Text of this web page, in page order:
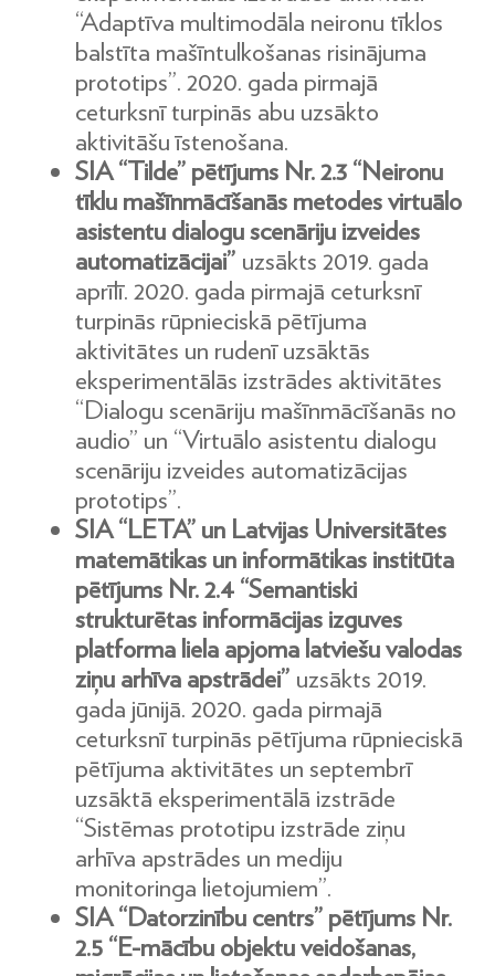
“Adaptīva multimodāla neironu tīklos
balstīta mašīntulkošanas risinājuma
prototips”. 2020. gada pirmajā
ceturksnī turpinās abu uzsākto
aktivitāšu īstenošana.
SIA “Tilde” pētījums Nr. 2.3 “Neironu
tīklu mašīnmācīšanās metodes virtuālo
asistentu dialogu scenāriju izveides
automatizācijai” uzsākts 2019. gada
aprīlī. 2020. gada pirmajā ceturksnī
turpinās rūpnieciskā pētījuma
aktivitātes un rudenī uzsāktās
eksperimentālās izstrādes aktivitātes
“Dialogu scenāriju mašīnmācīšanās no
audio” un “Virtuālo asistentu dialogu
scenāriju izveides automatizācijas
prototips”.
SIA “LETA” un Latvijas Universitātes
matemātikas un informātikas institūta
pētījums Nr. 2.4 “Semantiski
strukturētas informācijas izguves
platforma liela apjoma latviešu valodas
ziņu arhīva apstrādei” uzsākts 2019.
gada jūnijā. 2020. gada pirmajā
ceturksnī turpinās pētījuma rūpnieciskā
pētījuma aktivitātes un septembrī
uzsāktā eksperimentālā izstrāde
“Sistēmas prototipu izstrāde ziņu
arhīva apstrādes un mediju
monitoringa lietojumiem”.
SIA “Datorzinību centrs” pētījums Nr.
2.5 “E-mācību objektu veidošanas,